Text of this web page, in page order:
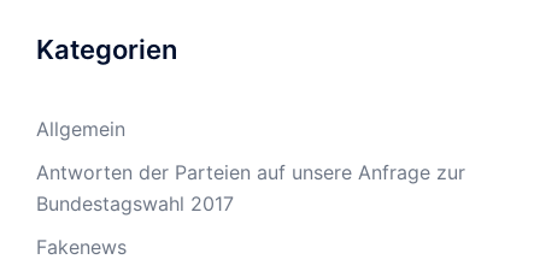
Kategorien
Allgemein
Antworten der Parteien auf unsere Anfrage zur
Bundestagswahl 2017
Fakenews